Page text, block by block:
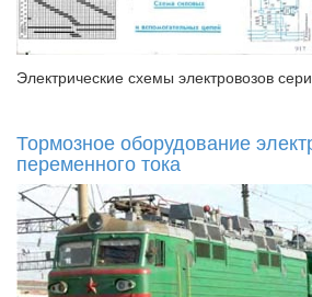
Электрические схемы электровозов
Тормозное оборудование
переменного тока